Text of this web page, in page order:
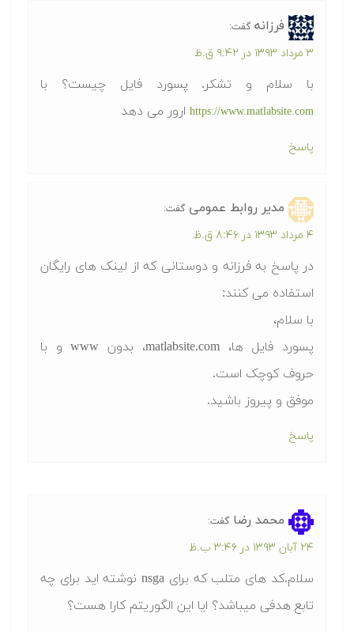
فرزانه گفت:
۳ مرداد ۱۳۹۳ در ۹:۴۲ ق.ظ
با سلام و تشکر. پسورد فایل چیست؟ با
https://www.matlabsite.com ارور می دهد
پاسخ
مدیر روابط عمومی گفت:
۴ مرداد ۱۳۹۳ در ۸:۴۶ ق.ظ
در پاسخ به فرزانه و دوستانی که از لینک های رایگان
استفاده می کنند:
با سلام،
پسورد فایل ها، matlabsite.com، بدون www و با
حروف کوچک است.
موفق و پیروز باشید.
پاسخ
محمد رضا گفت:
۲۴ آبان ۱۳۹۳ در ۳:۴۶ ب.ظ
سلام.کد های متلب که برای nsga نوشته اید برای چه
تابع هدفی میباشد؟ ایا این الگوریتم کارا هست؟